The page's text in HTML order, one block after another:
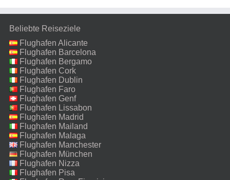
Beliebte Reiseziele
Flughafen Alicante
Flughafen Barcelona
Flughafen Bergamo
Flughafen Cork
Flughafen Dublin
Flughafen Faro
Flughafen Genf
Flughafen Lissabon
Flughafen Madrid
Flughafen Mailand
Malpensa
Flughafen Malaga
Flughafen Manchester
Flughafen München
Flughafen Nizza
Flughafen Pisa